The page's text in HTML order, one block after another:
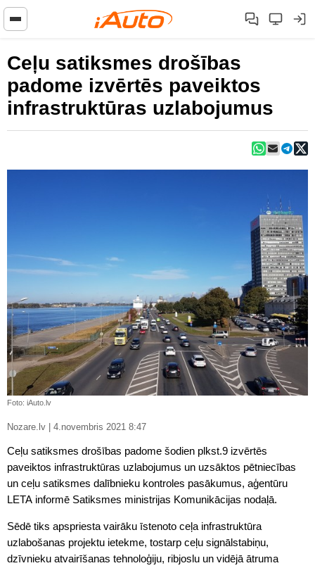
Ceļu satiksmes drošības
padome izvērtēs paveiktos
infrastruktūras uzlabojumus
Foto: iAuto.lv
Nozare.lv | 4.novembris 2021 8:47
Ceļu satiksmes drošības padome šodien plkst.9 izvērtēs
paveiktos infrastruktūras uzlabojumus un uzsāktos pētniecības
un ceļu satiksmes dalībnieku kontroles pasākumus, aģentūru
LETA informē Satiksmes ministrijas Komunikācijas nodaļā.
Sēdē tiks apspriesta vairāku īstenoto ceļa infrastruktūra
uzlabošanas projektu ietekme, tostarp ceļu signālstabiņu,
dzīvnieku atvairīšanas tehnoloģiju, ribjoslu un vidējā ātruma